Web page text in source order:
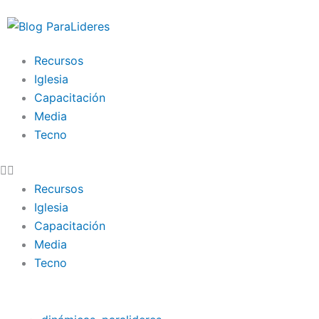
al
Recursos
Iglesia
Capacitación
Media
Tecno
Recursos
Iglesia
Capacitación
Media
Tecno